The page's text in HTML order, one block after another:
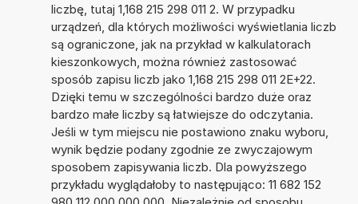
liczbę, tutaj 1,168 215 298 011 2. W przypadku
urządzeń, dla których możliwości wyświetlania liczb
są ograniczone, jak na przykład w kalkulatorach
kieszonkowych, można również zastosować
sposób zapisu liczb jako 1,168 215 298 011 2E+22.
Dzięki temu w szczególności bardzo duże oraz
bardzo małe liczby są łatwiejsze do odczytania.
Jeśli w tym miejscu nie postawiono znaku wyboru,
wynik będzie podany zgodnie ze zwyczajowym
sposobem zapisywania liczb. Dla powyższego
przykładu wyglądałoby to następująco: 11 682 152